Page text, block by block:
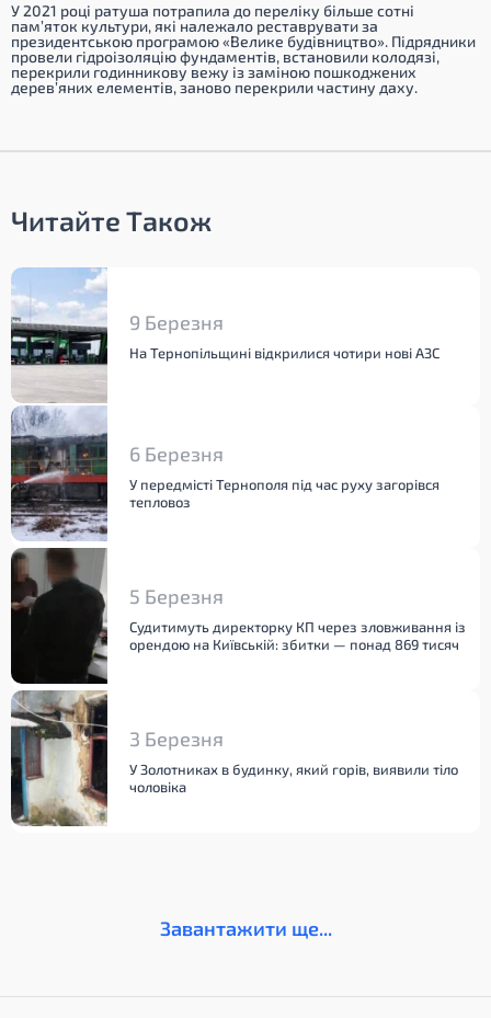
У 2021 році ратуша потрапила до переліку більше сотні
пам’яток культури, які належало реставрувати за
президентською програмою «Велике будівництво». Підрядники
провели гідроізоляцію фундаментів, встановили колодязі,
перекрили годинникову вежу із заміною пошкоджених
дерев’яних елементів, заново перекрили частину даху.
Читайте Також
9 Березня
На Тернопільщині відкрилися чотири нові АЗС
6 Березня
У передмісті Тернополя під час руху загорівся
тепловоз
5 Березня
Судитимуть директорку КП через зловживання із
орендою на Київській: збитки — понад 869 тисяч
3 Березня
У Золотниках в будинку, який горів, виявили тіло
чоловіка
Завантажити ще...